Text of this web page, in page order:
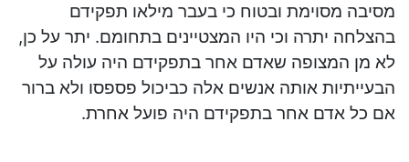
מסיבה מסוימת ובטוח כי בעבר מילאו תפקידם
בהצלחה יתרה וכי היו המצטיינים בתחומם. יתר על כן,
לא מן המצופה שאדם אחר בתפקידם היה עולה על
הבעייתיות אותה אנשים אלה כביכול פספסו ולא ברור
אם כל אדם אחר בתפקידם היה פועל אחרת.